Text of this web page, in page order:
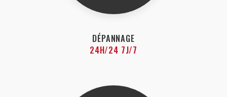
DÉPANNAGE
24H/24 7J/7